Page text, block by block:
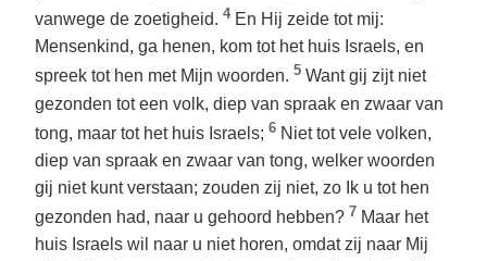
vanwege de zoetigheid. 4 En Hij zeide tot mij:
Mensenkind, ga henen, kom tot het huis Israels, en
spreek tot hen met Mijn woorden. 5 Want gij zijt niet
gezonden tot een volk, diep van spraak en zwaar van
tong, maar tot het huis Israels; 6 Niet tot vele volken,
diep van spraak en zwaar van tong, welker woorden
gij niet kunt verstaan; zouden zij niet, zo Ik u tot hen
gezonden had, naar u gehoord hebben? 7 Maar het
huis Israels wil naar u niet horen, omdat zij naar Mij